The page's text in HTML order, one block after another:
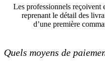
Les professionnels reçoivent
reprenant le détail des
d’une première
Quels moyens de